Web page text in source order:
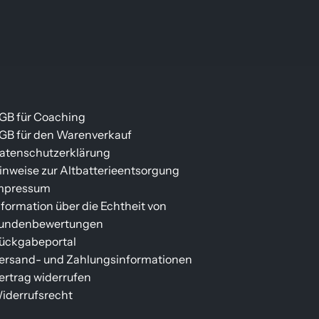
für Coaching
für den Warenverkauf
zur Altbatterieentsorgung
über die Echtheit von
und Zahlungsinformationen
widerrufen